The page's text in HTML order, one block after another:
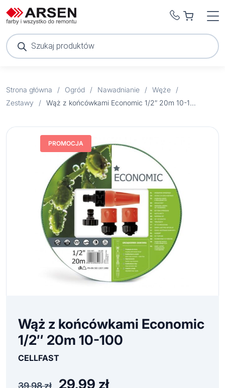
Wyszukiwarka
produktów
Strona główna / Ogród / Nawadnianie / Węże
/
Zestawy
/ Wąż z końcówkami Economic 1/2″ 20m 10-100
PROMOCJA
Wąż z końcówkami Economic
1/2″ 20m 10-100
CELLFAST
39,98zł
Pierwotna
29,99 złAktualna